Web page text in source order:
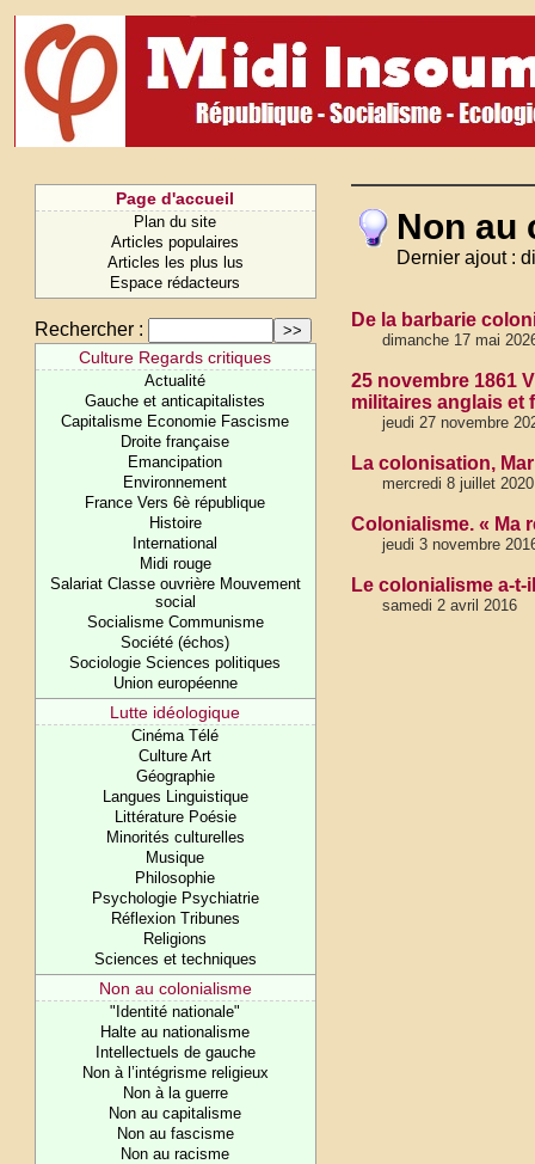
Page d'accueil
Plan du site
Articles populaires
Articles les plus lus
Espace rédacteurs
Rechercher :
Culture Regards critiques
Actualité
Gauche et anticapitalistes
Capitalisme Economie Fascisme
Droite française
Emancipation
Environnement
France Vers 6è république
Histoire
International
Midi rouge
Salariat Classe ouvrière Mouvement
social
Socialisme Communisme
Société (échos)
Sociologie Sciences politiques
Union européenne
Lutte idéologique
Cinéma Télé
Culture Art
Géographie
Langues Linguistique
Littérature Poésie
Minorités culturelles
Musique
Philosophie
Psychologie Psychiatrie
Réflexion Tribunes
Religions
Sciences et techniques
Non au colonialisme
"Identité nationale"
Halte au nationalisme
Intellectuels de gauche
Non à l’intégrisme religieux
Non à la guerre
Non au capitalisme
Non au fascisme
Non au racisme
Non au
Dernier ajout :
De la barbarie
dimanche 17 mai
25 novembre 1861
militaires anglais et
jeudi 27 novembre
La colonisation,
mercredi 8 juillet
Colonialisme. « Ma
jeudi 3 novembre
Le colonialisme a-t-
samedi 2 avril 2016